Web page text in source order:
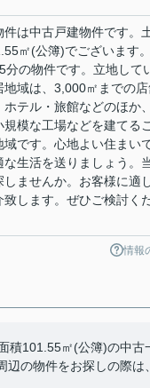
件は中古戸建物件です。
㎡(公簿)でございます
分の物件です。立地して
地域は、3,000㎡までの
ホテル・旅館などのほか
規模な工場などを建てる
域です。心地よい住まいで
な生活を送りましょう。
しませんか。お客様に適
致します。ぜひご検討く
情報
積101.55㎡(公簿)の中古
の物件をお探しの際は、